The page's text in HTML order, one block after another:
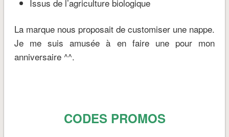
Issus de l’agriculture biologique
La marque nous proposait de customiser une nappe.
Je me suis amusée à en faire une pour mon
anniversaire ^^.
CODES PROMOS